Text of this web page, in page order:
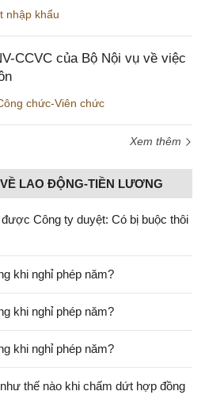
nhập khẩu
CCVC của Bộ Nội vụ về việc
chức-Viên chức
Xem thêm
LAO ĐỘNG-TIỀN LƯƠNG
Công ty duyệt: Có bị buộc thôi
khi nghỉ phép năm?
khi nghỉ phép năm?
khi nghỉ phép năm?
thế nào khi chấm dứt hợp đồng